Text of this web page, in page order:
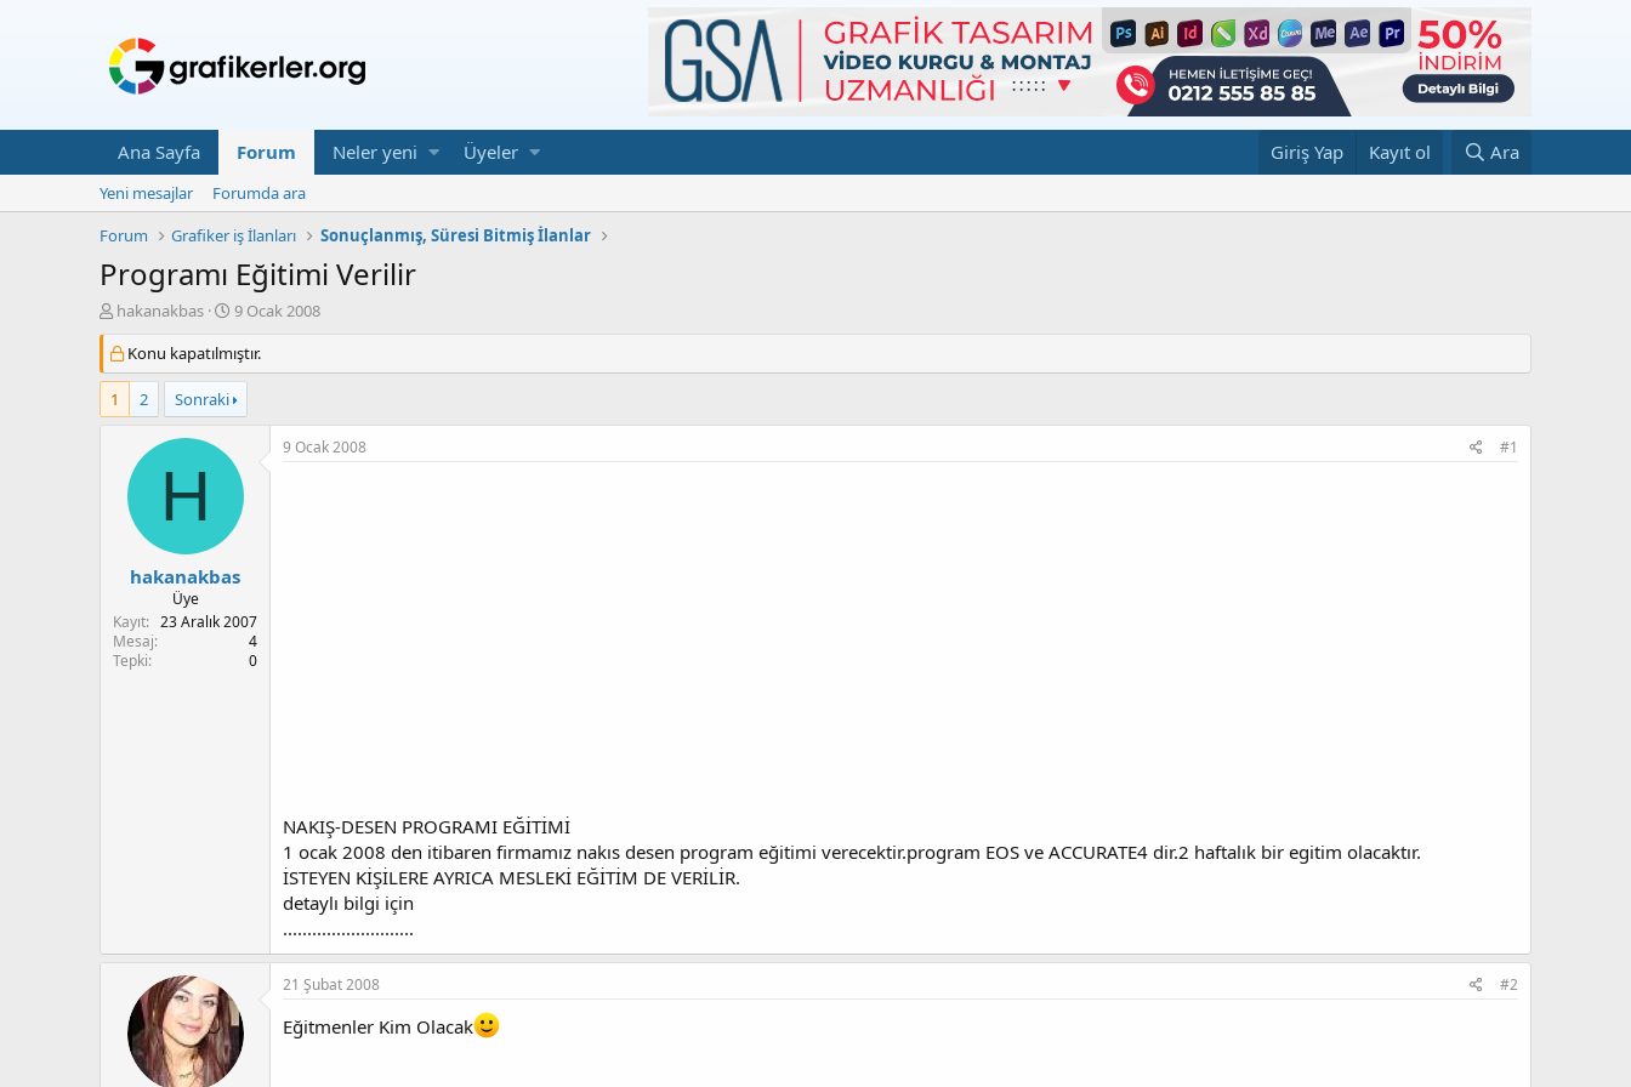
Ana Sayfa Forum Neler yeni Üyeler Giriş Yap Kayıt ol Ara
Yeni mesajlar
Forumda ara
Forum
Grafiker iş İlanları Sonuçlanmış, Süresi Bitmiş İlanlar
Programı Eğitimi Verilir
K
n
u
y
u
hakanakbas
B
ş
l
a
n
ı
a
i
i
9 Ocak 2008
Konu kapatılmıştır.
1 2 Sonraki
H
hakanakbas
Üye
Kayıt
23 Aralık 2007
Mesaj
4
Tepki
0
9 Ocak 2008 #1
NAKIŞ-DESEN PROGRAMI EĞİTİMİ
1 ocak 2008 den itibaren firmamız nakıs desen program eğitimi verecektir.program EOS ve ACCURATE4 dir.2 haftalık bir egitim olacaktır.
İSTEYEN KİŞİLERE AYRICA MESLEKİ EĞİTİM DE VERİLİR.
detaylı bilgi için
...........................
21 Şubat 2008 #2
Eğitmenler Kim Olacak